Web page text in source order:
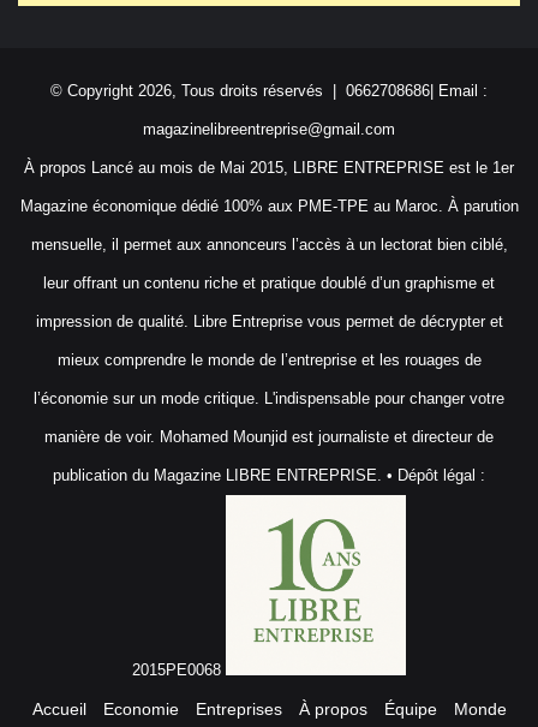
© Copyright 2026, Tous droits réservés | 0662708686| Email :
magazinelibreentreprise@gmail.com
À propos Lancé au mois de Mai 2015, LIBRE ENTREPRISE est le 1er
Magazine économique dédié 100% aux PME-TPE au Maroc. À parution
mensuelle, il permet aux annonceurs l’accès à un lectorat bien ciblé,
leur offrant un contenu riche et pratique doublé d’un graphisme et
impression de qualité. Libre Entreprise vous permet de décrypter et
mieux comprendre le monde de l’entreprise et les rouages de
l’économie sur un mode critique. L'indispensable pour changer votre
manière de voir. Mohamed Mounjid est journaliste et directeur de
publication du Magazine LIBRE ENTREPRISE. • Dépôt légal :
2015PE0068
Accueil Economie Entreprises À propos Équipe Monde